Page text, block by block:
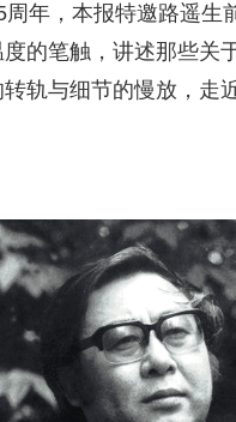
年，本报特邀路遥生
的笔触，讲述那些关
轨与细节的慢放，走